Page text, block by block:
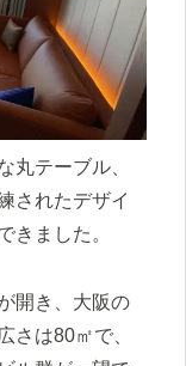
丸テーブル、
されたデザイ
きました。
開き、大阪の
さは80㎡で、